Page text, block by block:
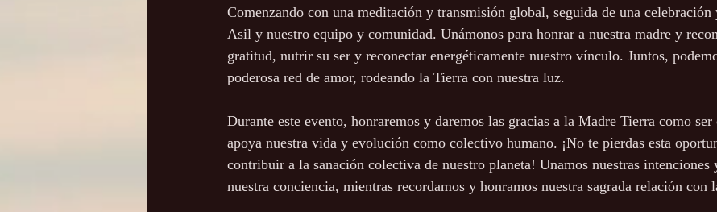
Comenzando con una meditación y transmisión global, seguida de una
Asil y nuestro equipo y comunidad. Unámonos para honrar a nuestra madre y
gratitud, nutrir su ser y reconectar energéticamente nuestro vínculo. Juntos,
poderosa red de amor, rodeando la Tierra con nuestra luz.
Durante este evento, honraremos y daremos las gracias a la Madre Tierra como ser
apoya nuestra vida y evolución como colectivo humano. ¡No te pierdas esta
contribuir a la sanación colectiva de nuestro planeta! Unamos nuestras intenciones
nuestra conciencia, mientras recordamos y honramos nuestra sagrada relación con